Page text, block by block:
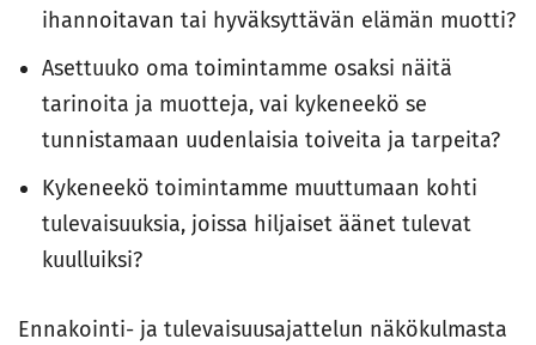
ihannoitavan tai hyväksyttävän elämän muotti?
Asettuuko oma toimintamme osaksi näitä
tarinoita ja muotteja, vai kykeneekö se
tunnistamaan uudenlaisia toiveita ja tarpeita?
Kykeneekö toimintamme muuttumaan kohti
tulevaisuuksia, joissa hiljaiset äänet tulevat
kuulluiksi?
Ennakointi- ja tulevaisuusajattelun näkökulmasta